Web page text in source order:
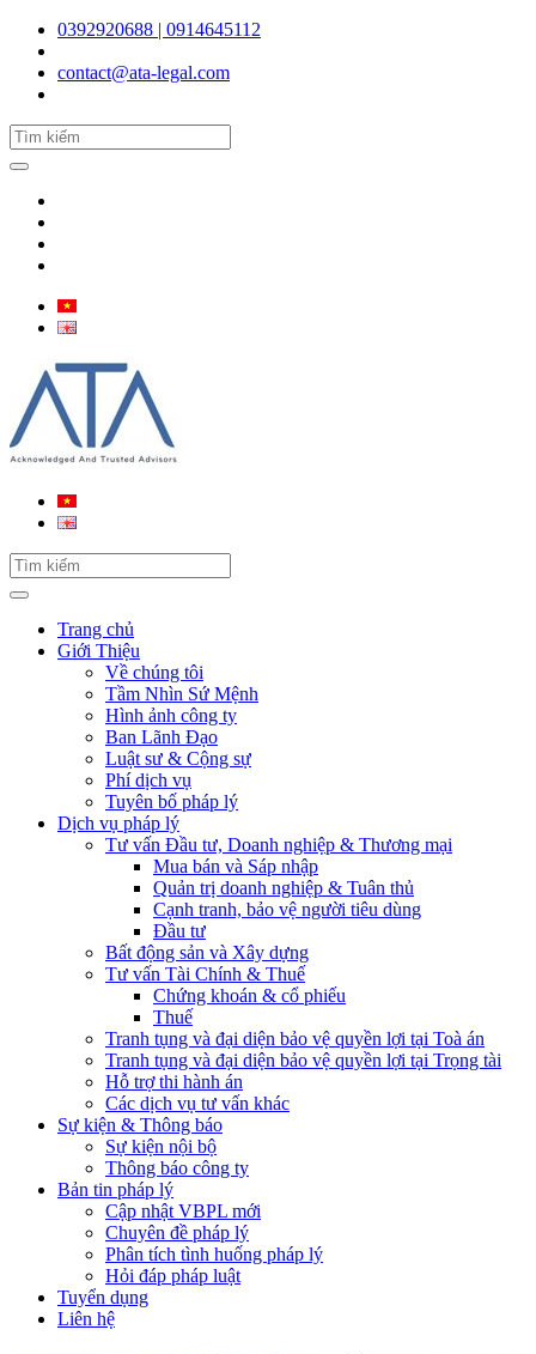
0392920688 | 0914645112
contact@ata-legal.com
Trang chủ
Giới Thiệu
Về chúng tôi
Tầm Nhìn Sứ Mệnh
Hình ảnh công ty
Ban Lãnh Đạo
Luật sư & Cộng sự
Phí dịch vụ
Tuyên bố pháp lý
Dịch vụ pháp lý
Tư vấn Đầu tư, Doanh nghiệp & Thương mại
Mua bán và Sáp nhập
Quản trị doanh nghiệp & Tuân thủ
Cạnh tranh, bảo vệ người tiêu dùng
Đầu tư
Bất động sản và Xây dựng
Tư vấn Tài Chính & Thuế
Chứng khoán & cổ phiếu
Thuế
Tranh tụng và đại diện bảo vệ quyền lợi tại Toà án
Tranh tụng và đại diện bảo vệ quyền lợi tại Trọng tài
Hỗ trợ thi hành án
Các dịch vụ tư vấn khác
Sự kiện & Thông báo
Sự kiện nội bộ
Thông báo công ty
Bản tin pháp lý
Cập nhật VBPL mới
Chuyên đề pháp lý
Phân tích tình huống pháp lý
Hỏi đáp pháp luật
Tuyển dụng
Liên hệ